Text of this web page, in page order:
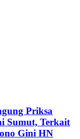
Priksa
Sumut, Terkait
Gini HN